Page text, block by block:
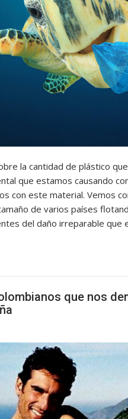
la cantidad de plástico
que estamos causando
con este material. Vemos
de varios países
del daño irreparable
que nos